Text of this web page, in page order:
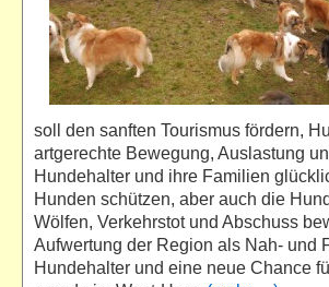
soll den sanften Tourismus fördern,
artgerechte Bewegung, Auslastung
Hundehalter und ihre Familien
Hunden schützen, aber auch die
Wölfen, Verkehrstot und Abschuss
Aufwertung der Region als Nah- und
Hundehalter und eine neue Chance